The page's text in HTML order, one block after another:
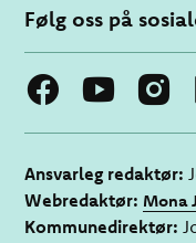
Følg oss på
Ansvarleg redaktør:
Webredaktør: Mona
Kommunedirektør: